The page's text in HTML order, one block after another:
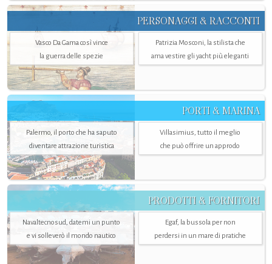
PERSONAGGI & RACCONTI
Vasco Da Gama così vince
la guerra delle spezie
Patrizia Mosconi, la stilista che
ama vestire gli yacht più eleganti
PORTI & MARINA
Palermo, il porto che ha saputo
diventare attrazione turistica
Villasimius, tutto il meglio
che può offrire un approdo
PRODOTTI & FORNITORI
Navaltecnosud, datemi un punto
e vi solleverò il mondo nautico
Egaf, la bussola per non
perdersi in un mare di pratiche